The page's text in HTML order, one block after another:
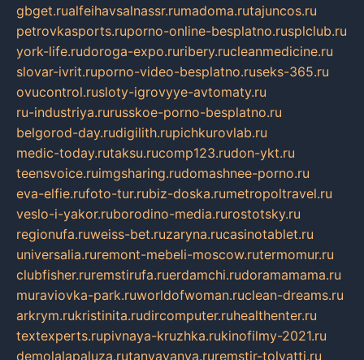
gbget.rualfeihavsalnassr.rumadoma.rutajuncos.ru
petrovkasports.ruporno-online-besplatno.rusplclub.ru
york-life.rudoroga-expo.ruribery.rucleanmedicine.ru
slovar-ivrit.ruporno-video-besplatno.ruseks-365.ru
ovucontrol.rusloty-igrovyye-avtomaty.ru
ru-industriya.rurusskoe-porno-besplatno.ru
belgorod-day.rudigilith.rupichkurovlab.ru
medic-today.rutaksu.rucomp123.rudon-ykt.ru
teensvoice.ruimgsharing.rudomashnee-porno.ru
eva-elfie.rufoto-tur.rubiz-doska.rumetropoltravel.ru
veslo-i-yakor.ruborodino-media.rurostotsky.ru
regionufa.ruweiss-bet.ruzaryna.rucasinotablet.ru
universalia.ruremont-mebeli-moscow.rutermomur.ru
clubfisher.ruremstirufa.ruerdamchi.rudoramamama.ru
muraviovka-park.ruworldofwoman.ruclean-dreams.ru
arkrym.rukristinita.rudircomputer.ruhealthenter.ru
textexperts.rupivnaya-kruzhka.rukinofilmy-2021.ru
demolalapaluza.rutanyavanya.ruremstir-tolyatti.ru